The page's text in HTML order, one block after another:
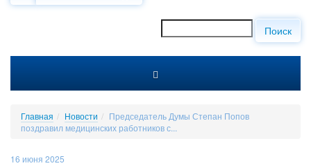
Форма поиска
Поиск
Главная Новости
Председатель Думы Степан Попов
поздравил медицинских работников с...
16 июня 2025